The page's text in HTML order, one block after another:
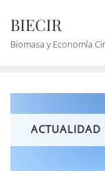
BIECIR
Biomasa y Economía
ACTUALIDAD